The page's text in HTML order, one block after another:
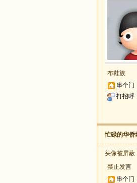
布鞋族
串个门
打招呼
忙碌的华侨
头像被屏蔽
禁止发言
串个门